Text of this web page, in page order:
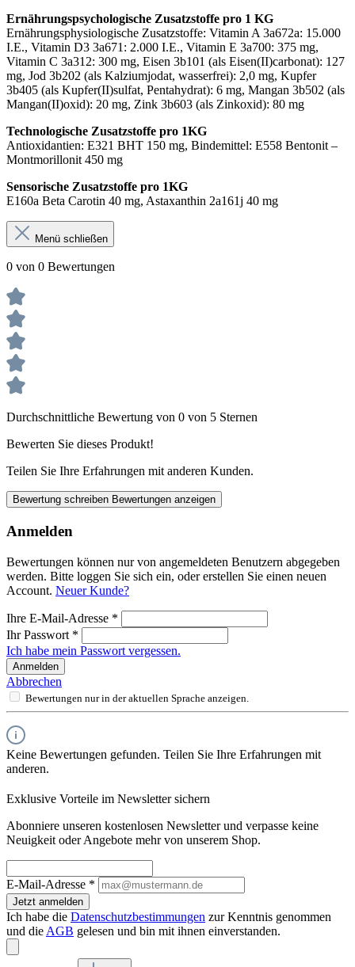
Ernährungspsychologische Zusatzstoffe pro 1 KG
Ernährungsphysiologische Zusatzstoffe: Vitamin A 3a672a: 15.000
I.E., Vitamin D3 3a671: 2.000 I.E., Vitamin E 3a700: 375 mg,
Vitamin C 3a312: 300 mg, Eisen 3b101 (als Eisen(II)carbonat): 127
mg, Jod 3b202 (als Kalziumjodat, wasserfrei): 2,0 mg, Kupfer
3b405 (als Kupfer(II)sulfat, Pentahydrat): 6 mg, Mangan 3b502 (als
Mangan(II)oxid): 20 mg, Zink 3b603 (als Zinkoxid): 80 mg
Technologische Zusatzstoffe pro 1KG
Antioxidantien: E321 BHT 150 mg, Bindemittel: E558 Bentonit –
Montmorillonit 450 mg
Sensorische Zusatzstoffe pro 1KG
E160a Beta Carotin 40 mg, Astaxanthin 2a161j 40 mg
Menü schließen
0 von 0 Bewertungen
Durchschnittliche Bewertung von 0 von 5 Sternen
Bewerten Sie dieses Produkt!
Teilen Sie Ihre Erfahrungen mit anderen Kunden.
Bewertung schreiben Bewertungen anzeigen
Anmelden
Bewertungen können nur von angemeldeten Benutzern abgegeben
werden. Bitte loggen Sie sich ein, oder erstellen Sie einen neuen
Account. Neuer Kunde?
Ihre E-Mail-Adresse *
Ihr Passwort *
Ich habe mein Passwort vergessen.
Anmelden
Abbrechen
Bewertungen nur in der aktuellen Sprache anzeigen.
Keine Bewertungen gefunden. Teilen Sie Ihre Erfahrungen mit
anderen.
Exklusive Vorteile im Newsletter sichern
Abonniere unseren kostenlosen Newsletter und verpasse keine
Neuigkeit oder Angebote mehr von unserem Shop.
E-Mail-Adresse *
Jetzt anmelden
Ich habe die Datenschutzbestimmungen zur Kenntnis genommen
und die AGB gelesen und bin mit ihnen einverstanden.